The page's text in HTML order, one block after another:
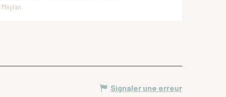
Meylan
Signaler une erreur